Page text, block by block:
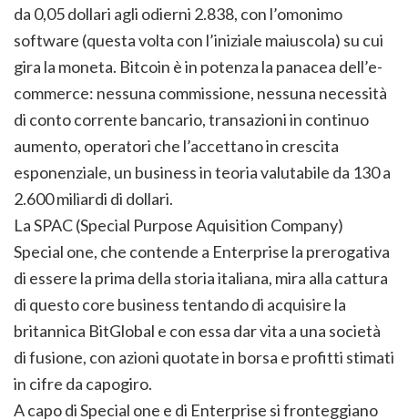
da 0,05 dollari agli odierni 2.838, con l’omonimo
software (questa volta con l’iniziale maiuscola) su cui
gira la moneta. Bitcoin è in potenza la panacea dell’e-
commerce: nessuna commissione, nessuna necessità
di conto corrente bancario, transazioni in continuo
aumento, operatori che l’accettano in crescita
esponenziale, un business in teoria valutabile da 130 a
2.600 miliardi di dollari.
La SPAC (Special Purpose Aquisition Company)
Special one, che contende a Enterprise la prerogativa
di essere la prima della storia italiana, mira alla cattura
di questo core business tentando di acquisire la
britannica BitGlobal e con essa dar vita a una società
di fusione, con azioni quotate in borsa e profitti stimati
in cifre da capogiro.
A capo di Special one e di Enterprise si fronteggiano